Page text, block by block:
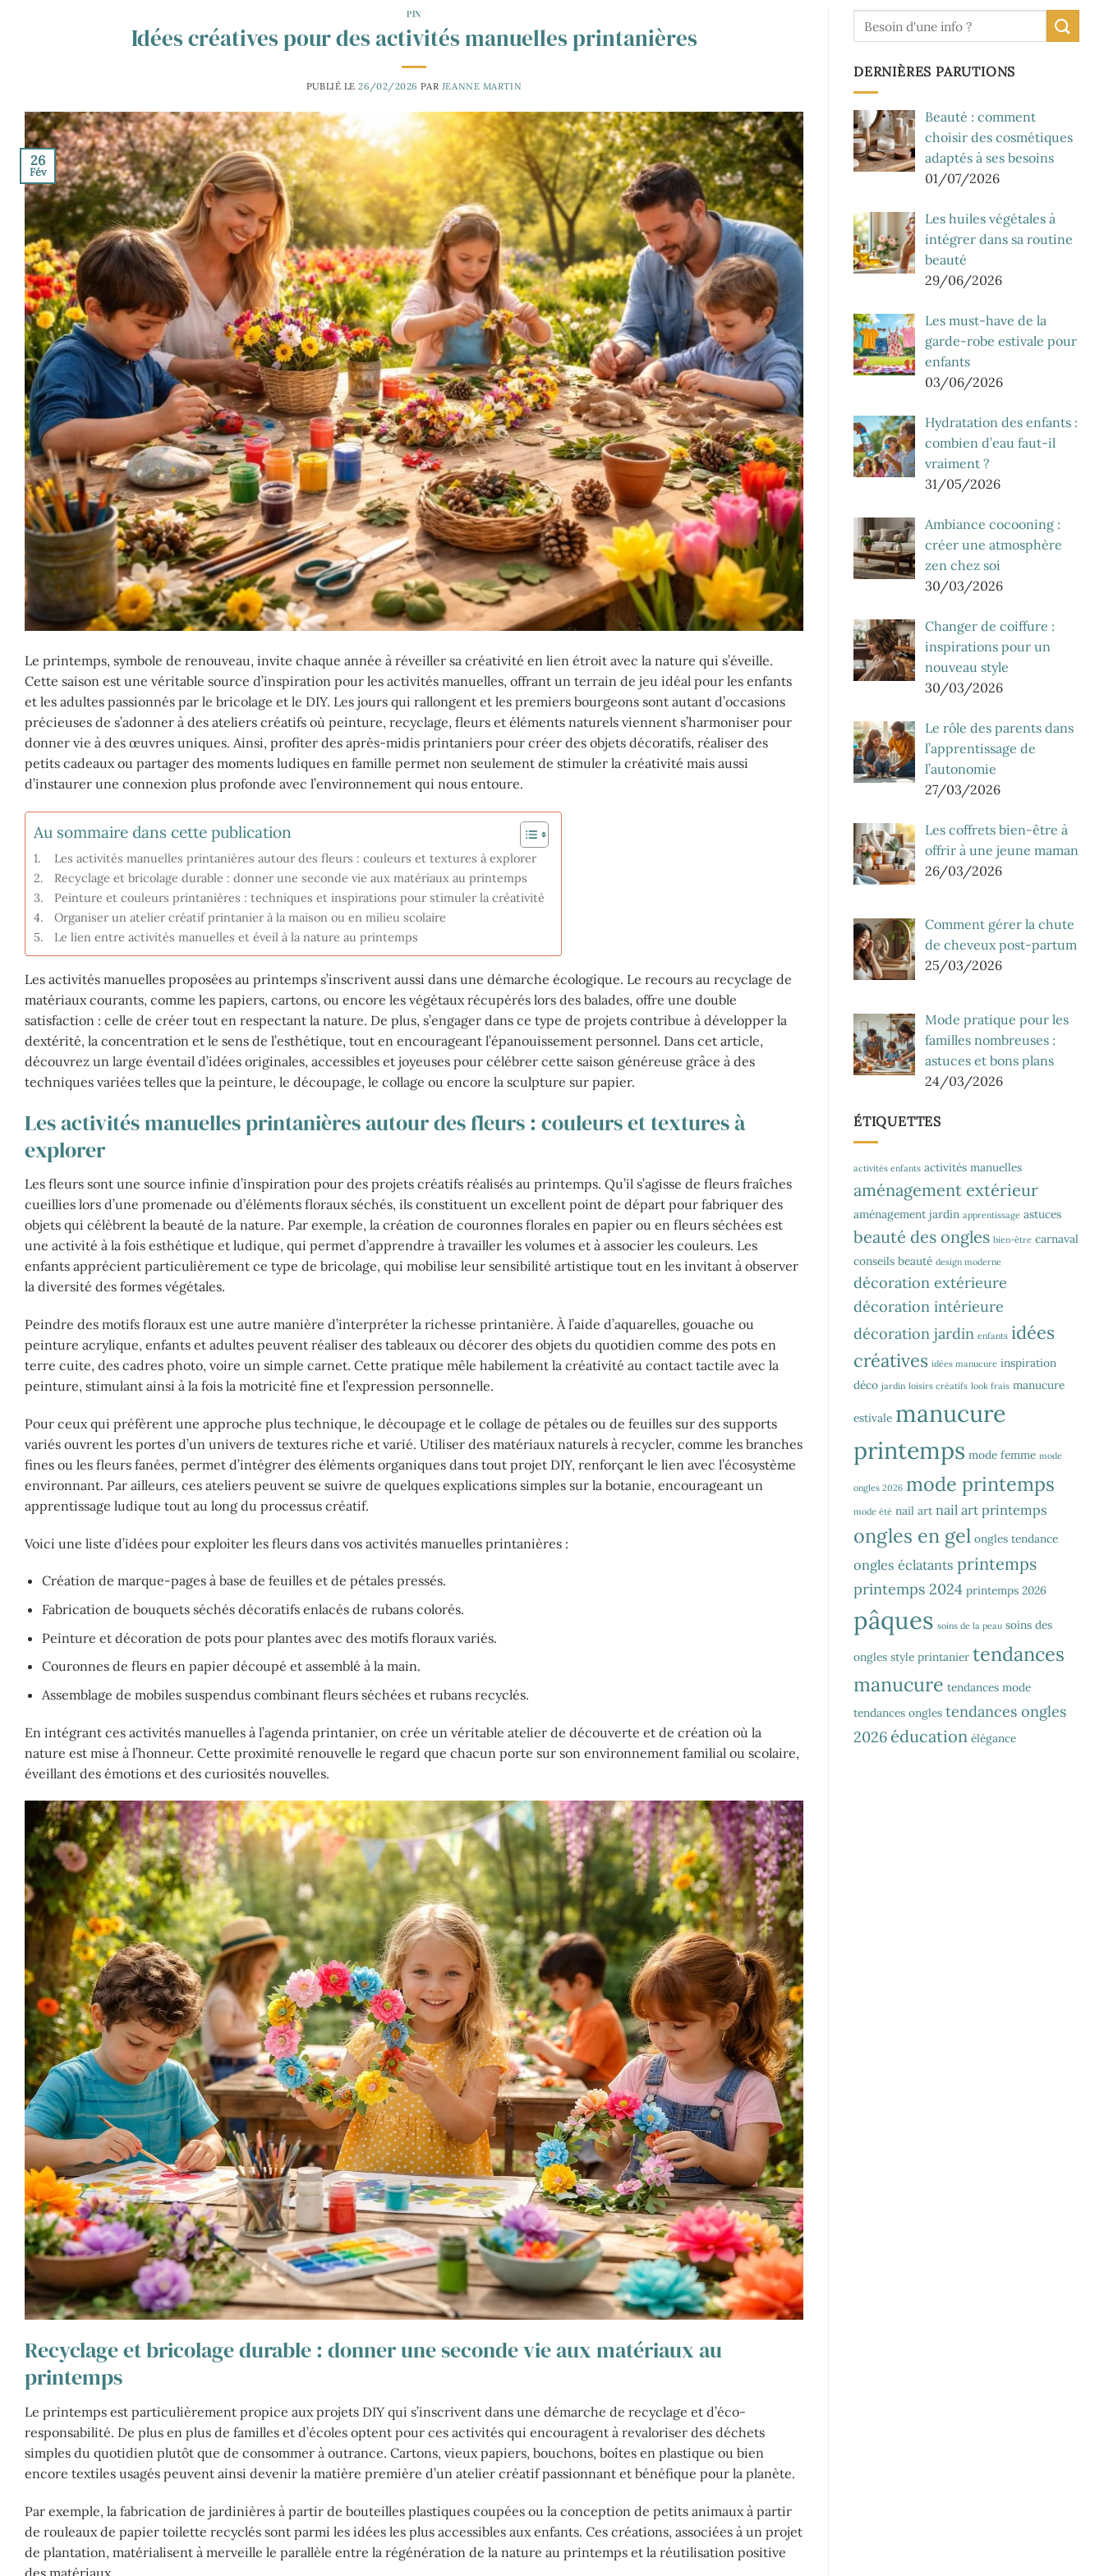
PIN
Idées créatives pour des activités manuelles printanières
PUBLIÉ LE26/02/2026 PAR JEANNE MARTIN
26
Fév
Le printemps, symbole de renouveau, invite chaque année à réveiller sa créativité en lien étroit avec la nature qui s’éveille.
Cette saison est une véritable source d’inspiration pour les activités manuelles, offrant un terrain de jeu idéal pour les enfants
et les adultes passionnés par le bricolage et le DIY. Les jours qui rallongent et les premiers bourgeons sont autant d’occasions
précieuses de s’adonner à des ateliers créatifs où peinture, recyclage, fleurs et éléments naturels viennent s’harmoniser pour
donner vie à des œuvres uniques. Ainsi, profiter des après-midis printaniers pour créer des objets décoratifs, réaliser des
petits cadeaux ou partager des moments ludiques en famille permet non seulement de stimuler la créativité mais aussi
d’instaurer une connexion plus profonde avec l’environnement qui nous entoure.
Au sommaire dans cette publication
Les activités manuelles printanières autour des fleurs : couleurs et textures à explorer
Recyclage et bricolage durable : donner une seconde vie aux matériaux au printemps
Peinture et couleurs printanières : techniques et inspirations pour stimuler la créativité
Organiser un atelier créatif printanier à la maison ou en milieu scolaire
Le lien entre activités manuelles et éveil à la nature au printemps
Les activités manuelles proposées au printemps s’inscrivent aussi dans une démarche écologique. Le recours au recyclage de
matériaux courants, comme les papiers, cartons, ou encore les végétaux récupérés lors des balades, offre une double
satisfaction : celle de créer tout en respectant la nature. De plus, s’engager dans ce type de projets contribue à développer la
dextérité, la concentration et le sens de l’esthétique, tout en encourageant l’épanouissement personnel. Dans cet article,
découvrez un large éventail d’idées originales, accessibles et joyeuses pour célébrer cette saison généreuse grâce à des
techniques variées telles que la peinture, le découpage, le collage ou encore la sculpture sur papier.
Les activités manuelles printanières autour des fleurs : couleurs et textures à
explorer
Les fleurs sont une source infinie d’inspiration pour des projets créatifs réalisés au printemps. Qu’il s’agisse de fleurs fraîches
cueillies lors d’une promenade ou d’éléments floraux séchés, ils constituent un excellent point de départ pour fabriquer des
objets qui célèbrent la beauté de la nature. Par exemple, la création de couronnes florales en papier ou en fleurs séchées est
une activité à la fois esthétique et ludique, qui permet d’apprendre à travailler les volumes et à associer les couleurs. Les
enfants apprécient particulièrement ce type de bricolage, qui mobilise leur sensibilité artistique tout en les invitant à observer
la diversité des formes végétales.
Peindre des motifs floraux est une autre manière d’interpréter la richesse printanière. À l’aide d’aquarelles, gouache ou
peinture acrylique, enfants et adultes peuvent réaliser des tableaux ou décorer des objets du quotidien comme des pots en
terre cuite, des cadres photo, voire un simple carnet. Cette pratique mêle habilement la créativité au contact tactile avec la
peinture, stimulant ainsi à la fois la motricité fine et l’expression personnelle.
Pour ceux qui préfèrent une approche plus technique, le découpage et le collage de pétales ou de feuilles sur des supports
variés ouvrent les portes d’un univers de textures riche et varié. Utiliser des matériaux naturels à recycler, comme les branches
fines ou les fleurs fanées, permet d’intégrer des éléments organiques dans tout projet DIY, renforçant le lien avec l’écosystème
environnant. Par ailleurs, ces ateliers peuvent se suivre de quelques explications simples sur la botanie, encourageant un
apprentissage ludique tout au long du processus créatif.
Voici une liste d’idées pour exploiter les fleurs dans vos activités manuelles printanières :
Création de marque-pages à base de feuilles et de pétales pressés.
Fabrication de bouquets séchés décoratifs enlacés de rubans colorés.
Peinture et décoration de pots pour plantes avec des motifs floraux variés.
Couronnes de fleurs en papier découpé et assemblé à la main.
Assemblage de mobiles suspendus combinant fleurs séchées et rubans recyclés.
En intégrant ces activités manuelles à l’agenda printanier, on crée un véritable atelier de découverte et de création où la
nature est mise à l’honneur. Cette proximité renouvelle le regard que chacun porte sur son environnement familial ou scolaire,
éveillant des émotions et des curiosités nouvelles.
Recyclage et bricolage durable : donner une seconde vie aux matériaux au
printemps
Le printemps est particulièrement propice aux projets DIY qui s’inscrivent dans une démarche de recyclage et d’éco-
responsabilité. De plus en plus de familles et d’écoles optent pour ces activités qui encouragent à revaloriser des déchets
simples du quotidien plutôt que de consommer à outrance. Cartons, vieux papiers, bouchons, boîtes en plastique ou bien
encore textiles usagés peuvent ainsi devenir la matière première d’un atelier créatif passionnant et bénéfique pour la planète.
Par exemple, la fabrication de jardinières à partir de bouteilles plastiques coupées ou la conception de petits animaux à partir
de rouleaux de papier toilette recyclés sont parmi les idées les plus accessibles aux enfants. Ces créations, associées à un projet
de plantation, matérialisent à merveille le parallèle entre la régénération de la nature au printemps et la réutilisation positive
des matériaux.
DERNIÈRES PARUTIONS
Beauté : comment
choisir des cosmétiques
adaptés à ses besoins
01/07/2026
Les huiles végétales à
intégrer dans sa routine
beauté
29/06/2026
Les must-have de la
garde-robe estivale pour
enfants
03/06/2026
Hydratation des enfants :
combien d’eau faut-il
vraiment ?
31/05/2026
Ambiance cocooning :
créer une atmosphère
zen chez soi
30/03/2026
Changer de coiffure :
inspirations pour un
nouveau style
30/03/2026
Le rôle des parents dans
l’apprentissage de
l’autonomie
27/03/2026
Les coffrets bien-être à
offrir à une jeune maman
26/03/2026
Comment gérer la chute
de cheveux post-partum
25/03/2026
Mode pratique pour les
familles nombreuses :
astuces et bons plans
24/03/2026
ÉTIQUETTES
activités enfants activités manuelles
aménagement extérieur
aménagement jardin apprentissage astuces
beauté des ongles bien-être carnaval
conseils beauté design moderne
décoration extérieure
décoration intérieure
décoration jardin enfants idées
créatives idées manucure inspiration
déco jardin loisirs créatifs look frais manucure
estivale manucure
printemps mode femme mode
ongles 2026 mode printemps
mode été nail art nail art printemps
ongles en gel ongles tendance
ongles éclatants printemps
printemps 2024 printemps 2026
pâques soins de la peau soins des
ongles style printanier tendances
manucure tendances mode
tendances ongles tendances ongles
2026 éducation élégance